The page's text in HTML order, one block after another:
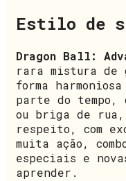
Estilo de
Dragon Ball:
rara mistura de
forma
parte do tempo,
ou briga de
respeito, com
muita ação,
especiais e
aprender.